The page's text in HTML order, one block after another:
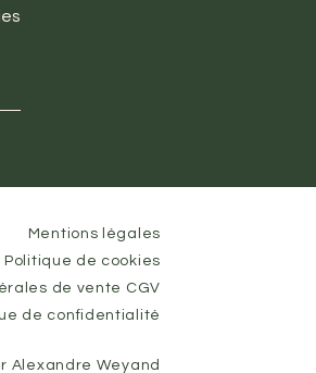
Mentions légales
Politique de cookies
de vente CGV
de confidentialité
Alexandre Weyand